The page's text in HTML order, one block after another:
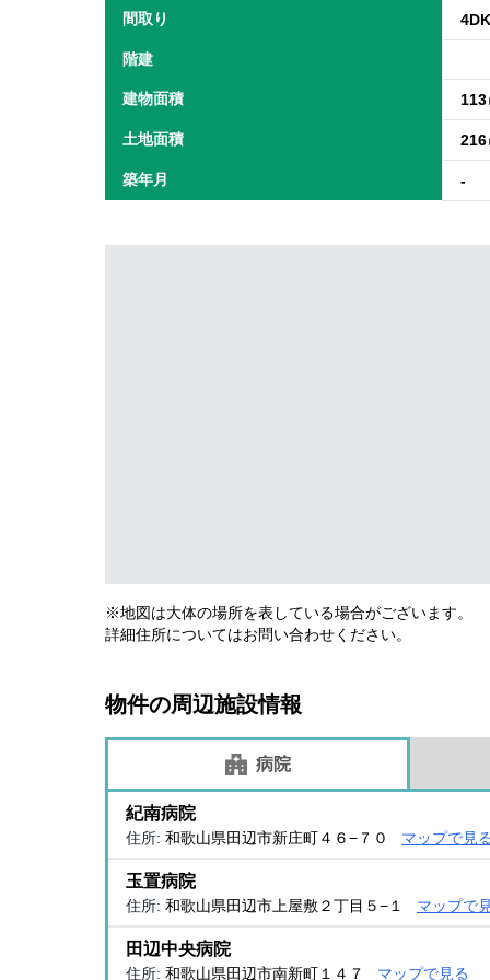
間取り 4DK
階建
建物面積 113
土地面積 216
築年月 -
※地図は大体の場所を表している場合がございます。
詳細住所についてはお問い合わせください。
物件の周辺施設情報
病院
紀南病院
住所: 和歌山県田辺市新庄町４６−７０ マップで見る
玉置病院
住所: 和歌山県田辺市上屋敷２丁目５−１ マップで
田辺中央病院
住所: 和歌山県田辺市南新町１４７ マップで見る